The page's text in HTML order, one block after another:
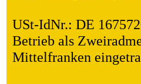
USt-IdNr.: DE
Betrieb als
Mittelfranken